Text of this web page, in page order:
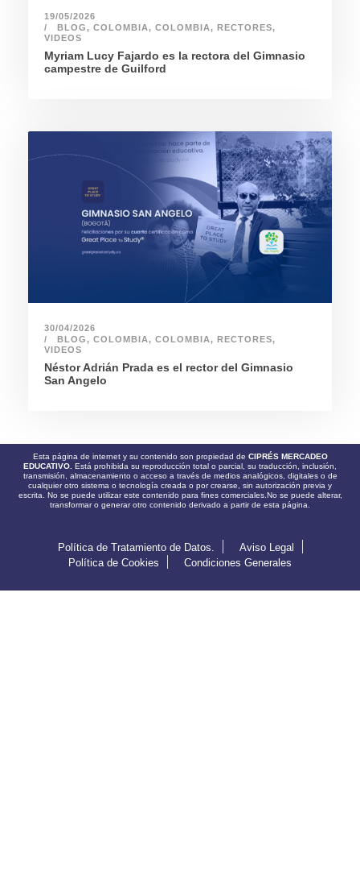
19/05/2026
BLOG, COLOMBIA, COLOMBIA, RECTORES,
VIDEOS
Myriam Lucy Fajardo es la rectora del Gimnasio
campestre de Guilford
30/04/2026
BLOG, COLOMBIA, COLOMBIA, RECTORES,
VIDEOS
Néstor Adrián Prada es el rector del Gimnasio
San Angelo
Esta página de internet y su contenido son propiedad de CIPRÉS MERCADEO
EDUCATIVO. Está prohibida su reproducción total o parcial, su traducción, inclusión,
transmisión, almacenamiento o acceso a través de medios analógicos, digitales o de
cualquier otro sistema o tecnología creada o por crearse, sin autorización previa y
escrita. No se puede utilizar este contenido para fines comerciales.No se puede alterar,
transformar o generar otro contenido derivado a partir de esta página.
Política de Tratamiento de Datos.
Aviso Legal
Política de Cookies
Condiciones Generales